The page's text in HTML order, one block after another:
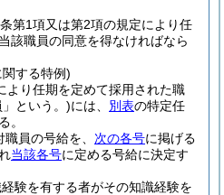
第1項又は第2項の規定により任
該職員の同意を得なければなら
する特例)
より任期を定めて採用された職
という。)には、 別表の特定任
。
員の号給を、 次の各号に掲げる
当該各号に定める号給に決定す
験を有する者がその知識経験を